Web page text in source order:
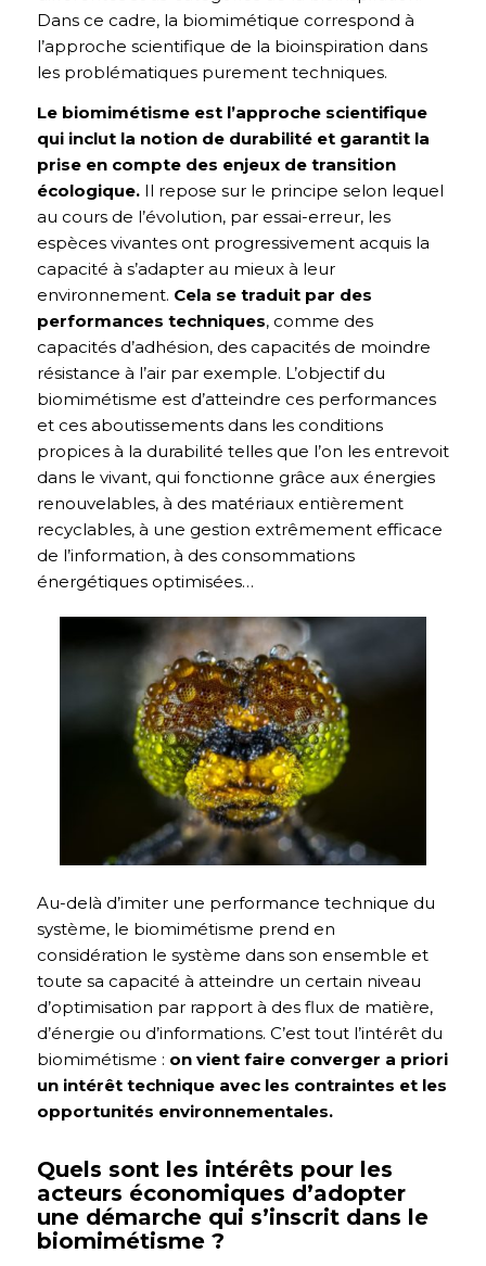
Dans ce cadre, la biomimétique correspond à
l’approche scientifique de la bioinspiration dans
les problématiques purement techniques.
Le biomimétisme est l’approche scientifique
qui inclut la notion de durabilité et garantit la
prise en compte des enjeux de transition
écologique.Il repose sur le principe selon lequel
au cours de l’évolution, par essai-erreur, les
espèces vivantes ont progressivement acquis la
capacité à s’adapter au mieux à leur
environnement. Cela se traduit par des
performances techniques, comme des
capacités d’adhésion, des capacités de moindre
résistance à l’air par exemple. L’objectif du
biomimétisme est d’atteindre ces performances
et ces aboutissements dans les conditions
propices à la durabilité telles que l’on les entrevoit
dans le vivant, qui fonctionne grâce aux énergies
renouvelables, à des matériaux entièrement
recyclables, à une gestion extrêmement efficace
de l’information, à des consommations
énergétiques optimisées…
Au-delà d’imiter une performance technique du
système, le biomimétisme prend en
considération le système dans son ensemble et
toute sa capacité à atteindre un certain niveau
d’optimisation par rapport à des flux de matière,
d’énergie ou d’informations. C’est tout l’intérêt du
biomimétisme : on vient faire converger a priori
un intérêt technique avec les contraintes et les
opportunités environnementales.
Quels sont les intérêts pour les
acteurs économiques d’adopter
une démarche qui s’inscrit dans le
biomimétisme ?